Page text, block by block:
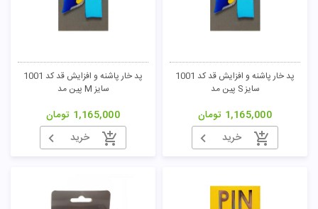
پد خار پاشنه و افزایش قد کد 1001
سایز S پین مد
1,165,000 تومان
خرید
پد خار پاشنه و افزایش قد کد 1001
سایز M پین مد
1,165,000 تومان
خرید